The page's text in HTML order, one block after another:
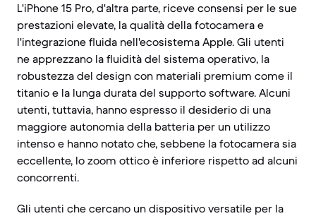
L'iPhone 15 Pro, d'altra parte, riceve consensi per le sue
prestazioni elevate, la qualità della fotocamera e
l'integrazione fluida nell'ecosistema Apple. Gli utenti
ne apprezzano la fluidità del sistema operativo, la
robustezza del design con materiali premium come il
titanio e la lunga durata del supporto software. Alcuni
utenti, tuttavia, hanno espresso il desiderio di una
maggiore autonomia della batteria per un utilizzo
intenso e hanno notato che, sebbene la fotocamera sia
eccellente, lo zoom ottico è inferiore rispetto ad alcuni
concorrenti.
Gli utenti che cercano un dispositivo versatile per la